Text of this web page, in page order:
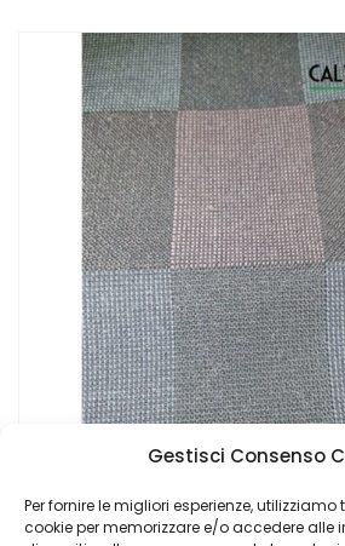
Gestisci Consenso
Per fornire le migliori esperienze,
cookie per memorizzare e/o accedere alle